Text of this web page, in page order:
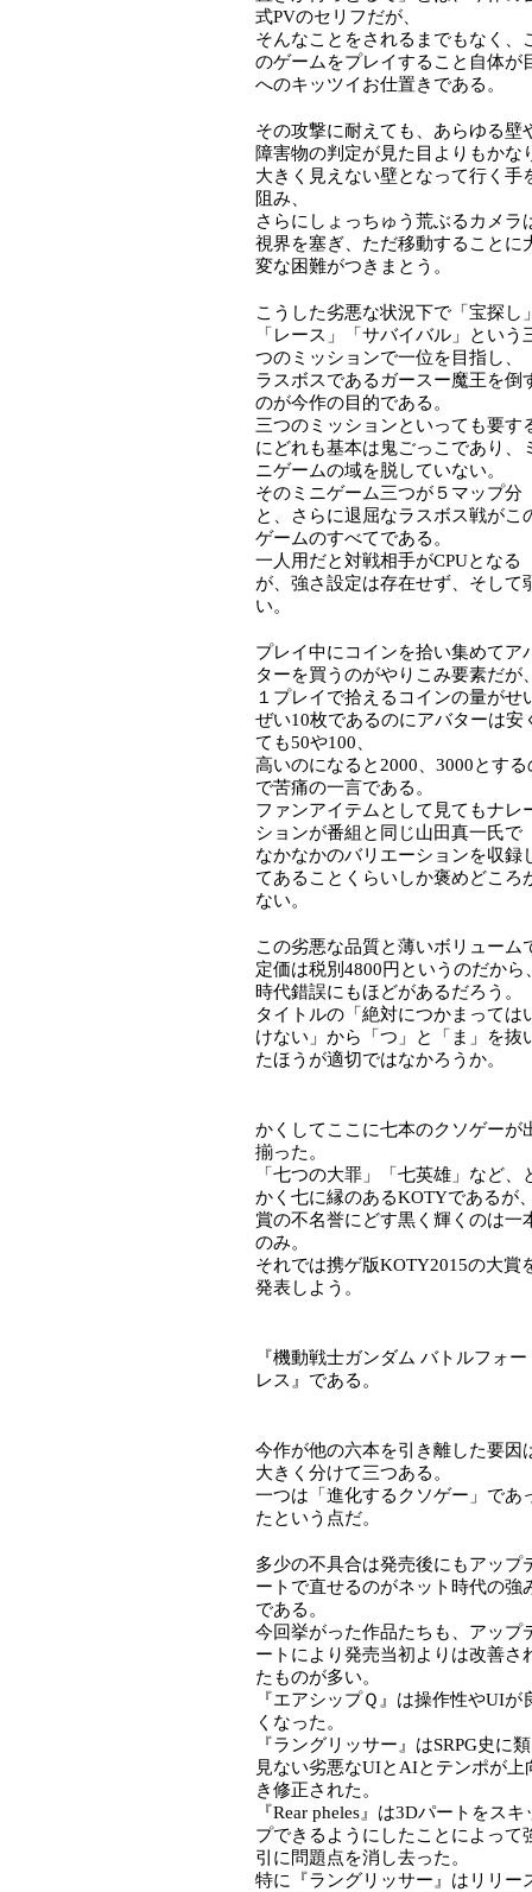
式PVのセリフだが、
そんなことをされるまでもなく、
のゲームをプレイすること自体が
へのキッツイお仕置きである。
その攻撃に耐えても、あらゆる壁
障害物の判定が見た目よりもかな
大きく見えない壁となって行く手
阻み、
さらにしょっちゅう荒ぶるカメラ
視界を塞ぎ、ただ移動することに
変な困難がつきまとう。
こうした劣悪な状況下で「宝探し
「レース」「サバイバル」という
つのミッションで一位を目指し、
ラスボスであるガースー魔王を倒
のが今作の目的である。
三つのミッションといっても要す
にどれも基本は鬼ごっこであり、
ニゲームの域を脱していない。
そのミニゲーム三つが５マップ分
と、さらに退屈なラスボス戦がこ
ゲームのすべてである。
一人用だと対戦相手がCPUとなる
が、強さ設定は存在せず、そして
い。
プレイ中にコインを拾い集めてア
ターを買うのがやりこみ要素だが
１プレイで拾えるコインの量がせ
ぜい10枚であるのにアバターは安
ても50や100、
高いのになると2000、3000とする
で苦痛の一言である。
ファンアイテムとして見てもナレ
ションが番組と同じ山田真一氏で
なかなかのバリエーションを収録
てあることくらいしか褒めどころ
ない。
この劣悪な品質と薄いボリューム
定価は税別4800円というのだから
時代錯誤にもほどがあるだろう。
タイトルの「絶対につかまっては
けない」から「つ」と「ま」を抜
たほうが適切ではなかろうか。
かくしてここに七本のクソゲーが
揃った。
「七つの大罪」「七英雄」など、
かく七に縁のあるKOTYであるが
賞の不名誉にどす黒く輝くのは一
のみ。
それでは携ゲ版KOTY2015の大賞
発表しよう。
『機動戦士ガンダム バトルフォー
レス』である。
今作が他の六本を引き離した要因
大きく分けて三つある。
一つは「進化するクソゲー」であ
たという点だ。
多少の不具合は発売後にもアップ
ートで直せるのがネット時代の強
である。
今回挙がった作品たちも、アップ
ートにより発売当初よりは改善さ
たものが多い。
『エアシップＱ』は操作性やUIが
くなった。
『ラングリッサー』はSRPG史に
見ない劣悪なUIとAIとテンポが上
き修正された。
『Rear pheles』は3Dパートをスキ
プできるようにしたことによって
引に問題点を消し去った。
特に『ラングリッサー』はリリー